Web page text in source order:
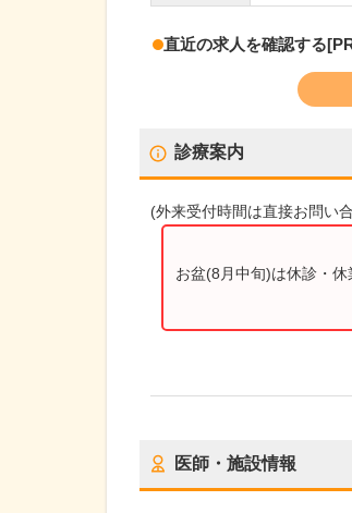
直近の求人を確認する
診療案内
(外来受付時間は直接お問い
お盆(8月中旬)は休診・
医師・施設情報